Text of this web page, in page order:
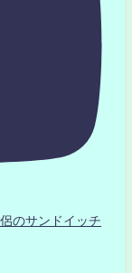
のサンドイッチ